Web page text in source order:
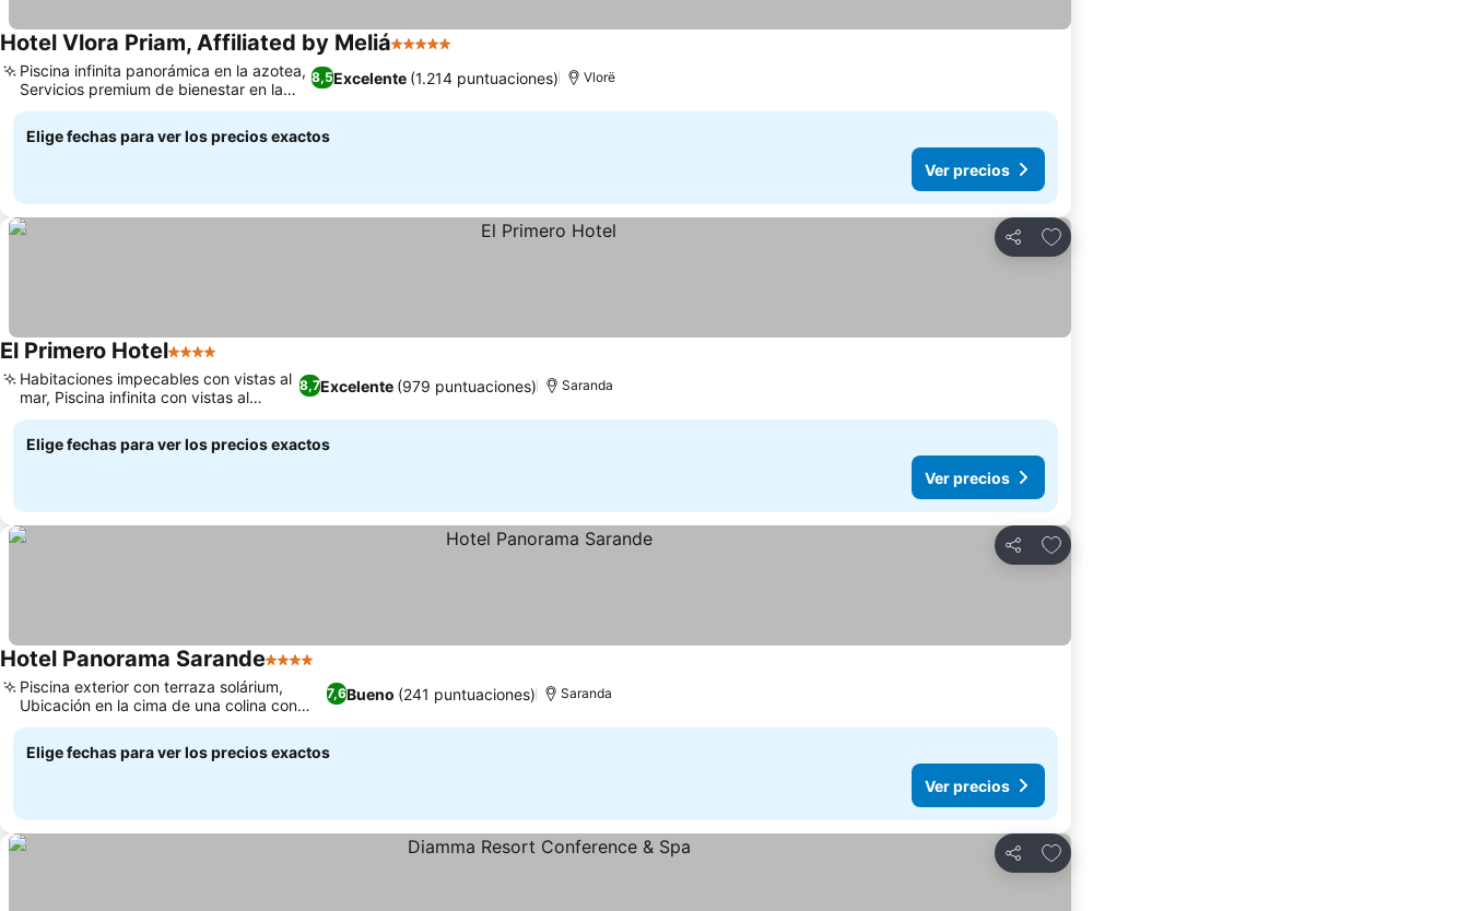
Hotel Vlora Priam, Affiliated by Meliá5 Estrellas
8,5Excelente (1.214 puntuaciones)
Piscina infinita panorámica en la azotea,
Servicios premium de bienestar en la
habitación
Vlorë
Elige fechas para ver los precios exactos
Ver precios
Compartir
Agregar a favoritos
El Primero Hotel4 Estrellas
8,7Excelente (979 puntuaciones)
Habitaciones impecables con vistas al
mar, Piscina infinita con vistas al
atardecer
Saranda
Elige fechas para ver los precios exactos
Ver precios
Compartir
Agregar a favoritos
Hotel Panorama Sarande4 Estrellas
7,6Bueno (241 puntuaciones)
Piscina exterior con terraza solárium,
Ubicación en la cima de una colina con
fácil acceso
Saranda
Elige fechas para ver los precios exactos
Ver precios
Compartir
Agregar a favoritos